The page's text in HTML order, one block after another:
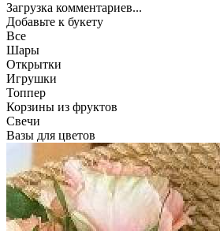
Загрузка комментариев...
Добавьте к букету
Все
Шары
Открытки
Игрушки
Топпер
Корзины из фруктов
Свечи
Вазы для цветов